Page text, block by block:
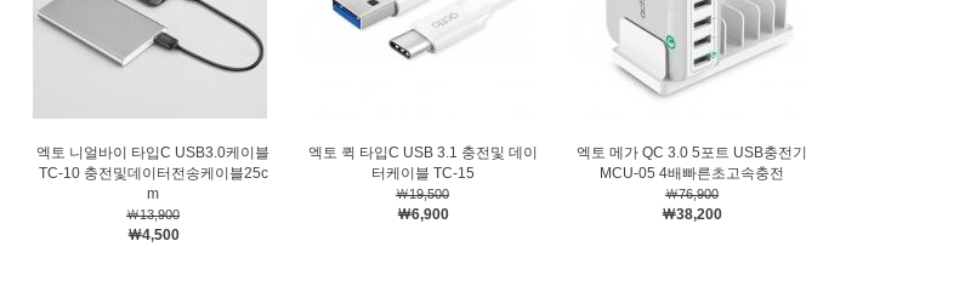
엑토 니얼바이 타입C USB3.0케이블
TC-10 충전및데이터전송케이블25c
m
￦13,900
￦4,500
엑토 퀵 타입C USB 3.1 충전및 데이
터케이블 TC-15
￦19,500
￦6,900
엑토 메가 QC 3.0 5포트 USB충전기
MCU-05 4배빠른초고속충전
￦76,900
￦38,200